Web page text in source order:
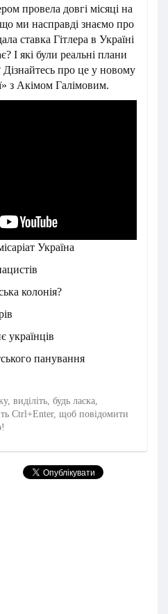
провела довгі місяці на
ми насправді знаємо про
ставка Гітлера в Україні
І які були реальні плани
Дізнайтесь про це у новому
з Акімом Галімовим.
Україна
колонія?
українців
панування
будь ласка,
Ctrl+Enter, щоб повідомити